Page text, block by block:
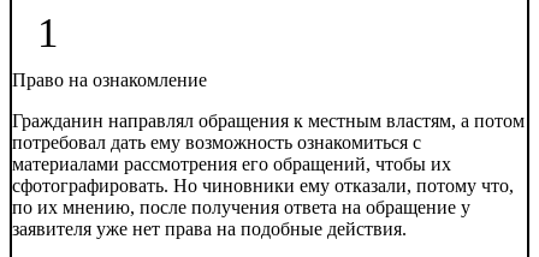
1
Право на ознакомление
Гражданин направлял обращения к местным властям, а потом
потребовал дать ему возможность ознакомиться с
материалами рассмотрения его обращений, чтобы их
сфотографировать. Но чиновники ему отказали, потому что,
по их мнению, после получения ответа на обращение у
заявителя уже нет права на подобные действия.